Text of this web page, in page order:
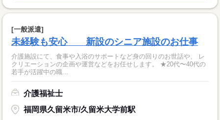
[一般派遣]
未経験も安心 新設のシニア施設のお仕事
介護施設にて、食事や入浴のサポートなど身の回りのお世話や、 レ
クリエーションの企画や運営などをお任せします。 ★20代〜40代の
若手が活躍中の職...
介護福祉士
福岡県久留米市/久留米大学前駅